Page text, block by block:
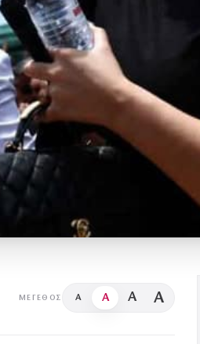
ΜΈΓΕΘΟΣ A A A A